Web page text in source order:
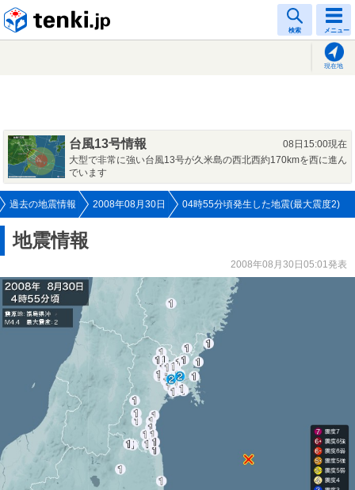
検索 メニュー
現在地
台風13号情報
08日15:00現在
大型で非常に強い台風13号が久米島の西北西約170kmを西に進ん
でいます
過去の地震情報 2008年08月30日 04時55分頃発生した地震(最大震度2)
地震情報
2008年08月30日05:01発表